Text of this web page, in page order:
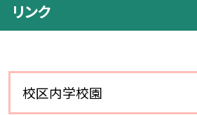
リンク
校区内学校園